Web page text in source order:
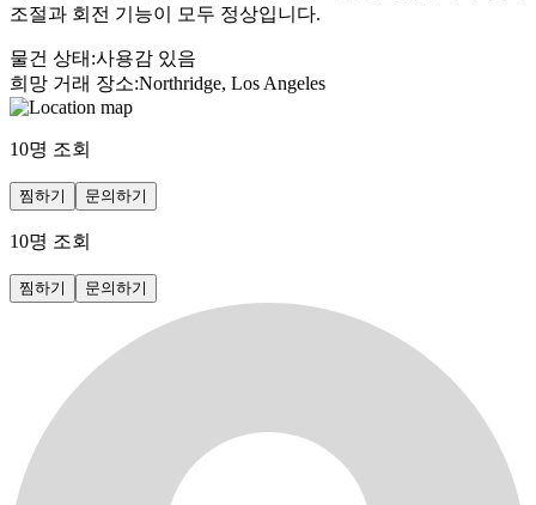
조절과 회전 기능이 모두 정상입니다.
물건 상태 :사용감 있음
희망 거래 장소:Northridge, Los Angeles
10명 조회
찜하기 문의하기
10명 조회
찜하기 문의하기